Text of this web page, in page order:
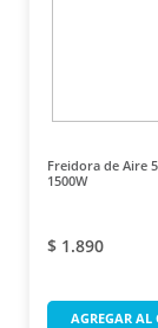
Freidora de Aire 5L Con Visor
1500W
$ 1.890
AGREGAR AL